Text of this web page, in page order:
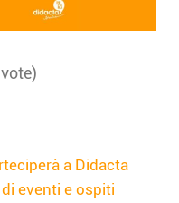
a Didacta
eventi e ospiti